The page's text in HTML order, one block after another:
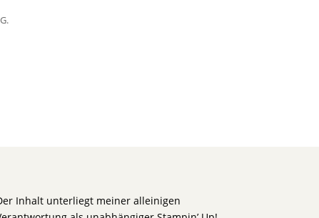
Inhalt unterliegt meiner alleinigen